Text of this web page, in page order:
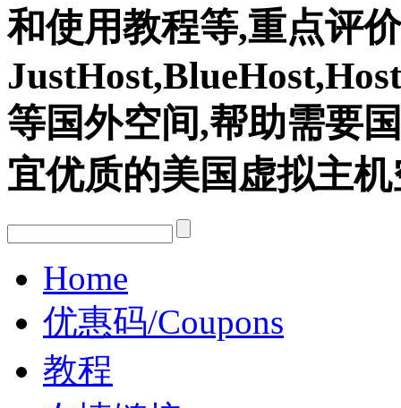
和使用教程等,重点评价
等国外空间,帮助需要
宜优质的美国虚拟主
Home
优惠码/Coupons
教程